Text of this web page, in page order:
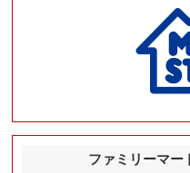
ファミリーマー